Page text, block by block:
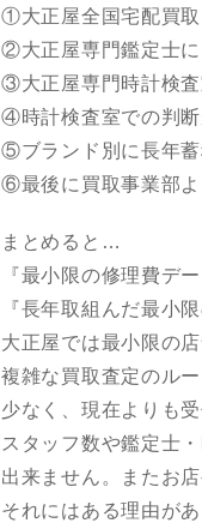
①大正屋全国宅配買
②大正屋専門鑑定士
③大正屋専門時計検
④時計検査室での判
⑤ブランド別に長年
⑥最後に買取事業部
まとめると…
『最小限の修理費デ
『長年取組んだ最小
大正屋では最小限の
複雑な買取査定のル
少なく、現在よりも
スタッフ数や鑑定士
出来ません。またお
それにはある理由が